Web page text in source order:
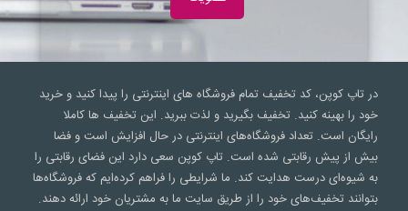
در تاپ کوپن، کد تخفیف تمام فروشگاه های اینترنتی را پیدا کنید و خرید
خود را بهینه کنید. تخفیف بگیرید و لذت ببرید. این تخفیف ها کاملا
رایگان است. تعداد فروشگاه‌های اینترنتی در حال افزایش است و فضا
بیش از پیش رقابتی شده است. تاپ کوپن سعی‌ دارد این فضای رقابتی را
به شیوه‌ای درست هدایت کند. ما شرایطی را فراهم کرده‌ایم که فروشگاه‌ها
بتوانند تخفیف‌های خود را از طریق سایت ما به مشتریان خود ارائه دهند.